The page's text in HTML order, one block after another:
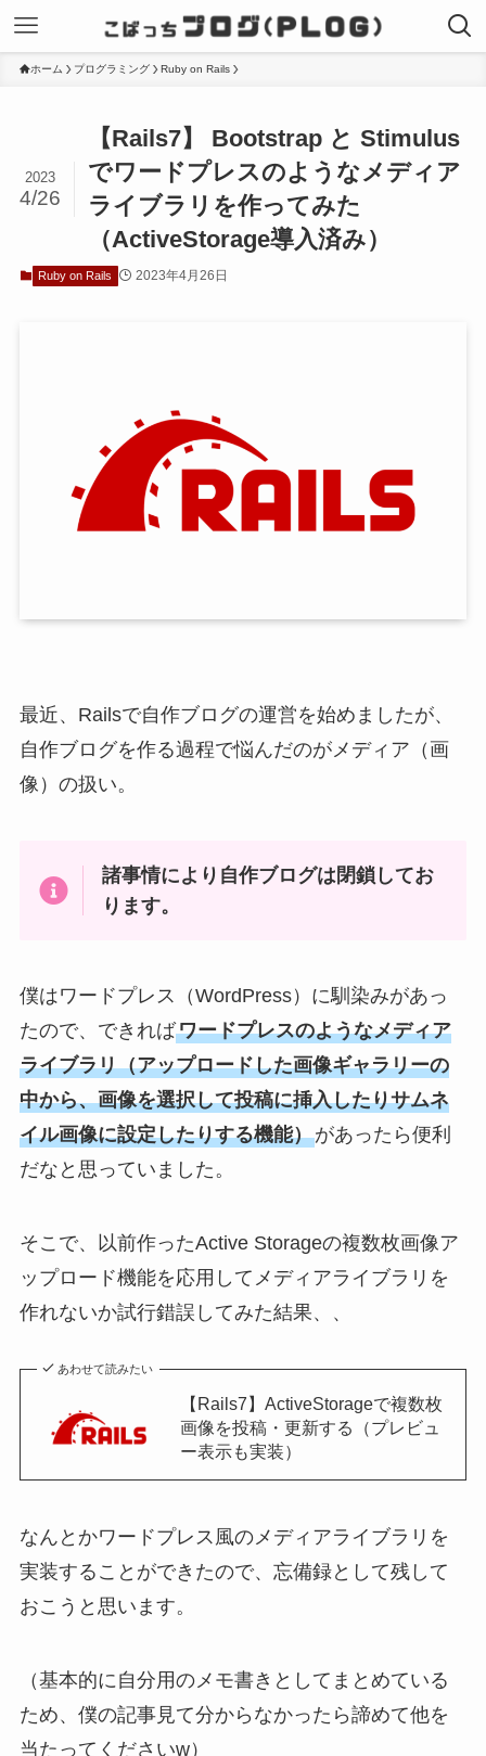
ホーム プログラミング Ruby on Rails
【Rails7】 Bootstrap と Stimulus
でワードプレスのようなメディア
ライブラリを作ってみた
（ActiveStorage導入済み）
2023
4/26
Ruby on Rails 2023年4月26日
最近、Railsで自作ブログの運営を始めましたが、
自作ブログを作る過程で悩んだのがメディア（画
像）の扱い。
諸事情により自作ブログは閉鎖してお
ります。
僕はワードプレス（WordPress）に馴染みがあっ
たので、できればワードプレスのようなメディア
ライブラリ（アップロードした画像ギャラリーの
中から、画像を選択して投稿に挿入したりサムネ
イル画像に設定したりする機能）があったら便利
だなと思っていました。
そこで、以前作ったActive Storageの複数枚画像ア
ップロード機能を応用してメディアライブラリを
作れないか試行錯誤してみた結果、、
あわせて読みたい
【Rails7】ActiveStorageで複数枚
画像を投稿・更新する（プレビュ
ー表示も実装）
なんとかワードプレス風のメディアライブラリを
実装することができたので、忘備録として残して
おこうと思います。
（基本的に自分用のメモ書きとしてまとめている
ため、僕の記事見て分からなかったら諦めて他を
当たってくださいw）